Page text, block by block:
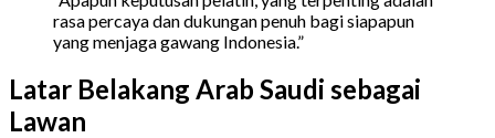
rasa percaya dan dukungan penuh bagi siapapun
yang menjaga gawang Indonesia.”
Latar Belakang Arab Saudi sebagai
Lawan